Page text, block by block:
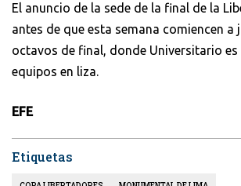
El anuncio de la sede de la final de la
antes de que esta semana comiencen a
octavos de final, donde Universitario es
equipos en liza.
EFE
Etiquetas